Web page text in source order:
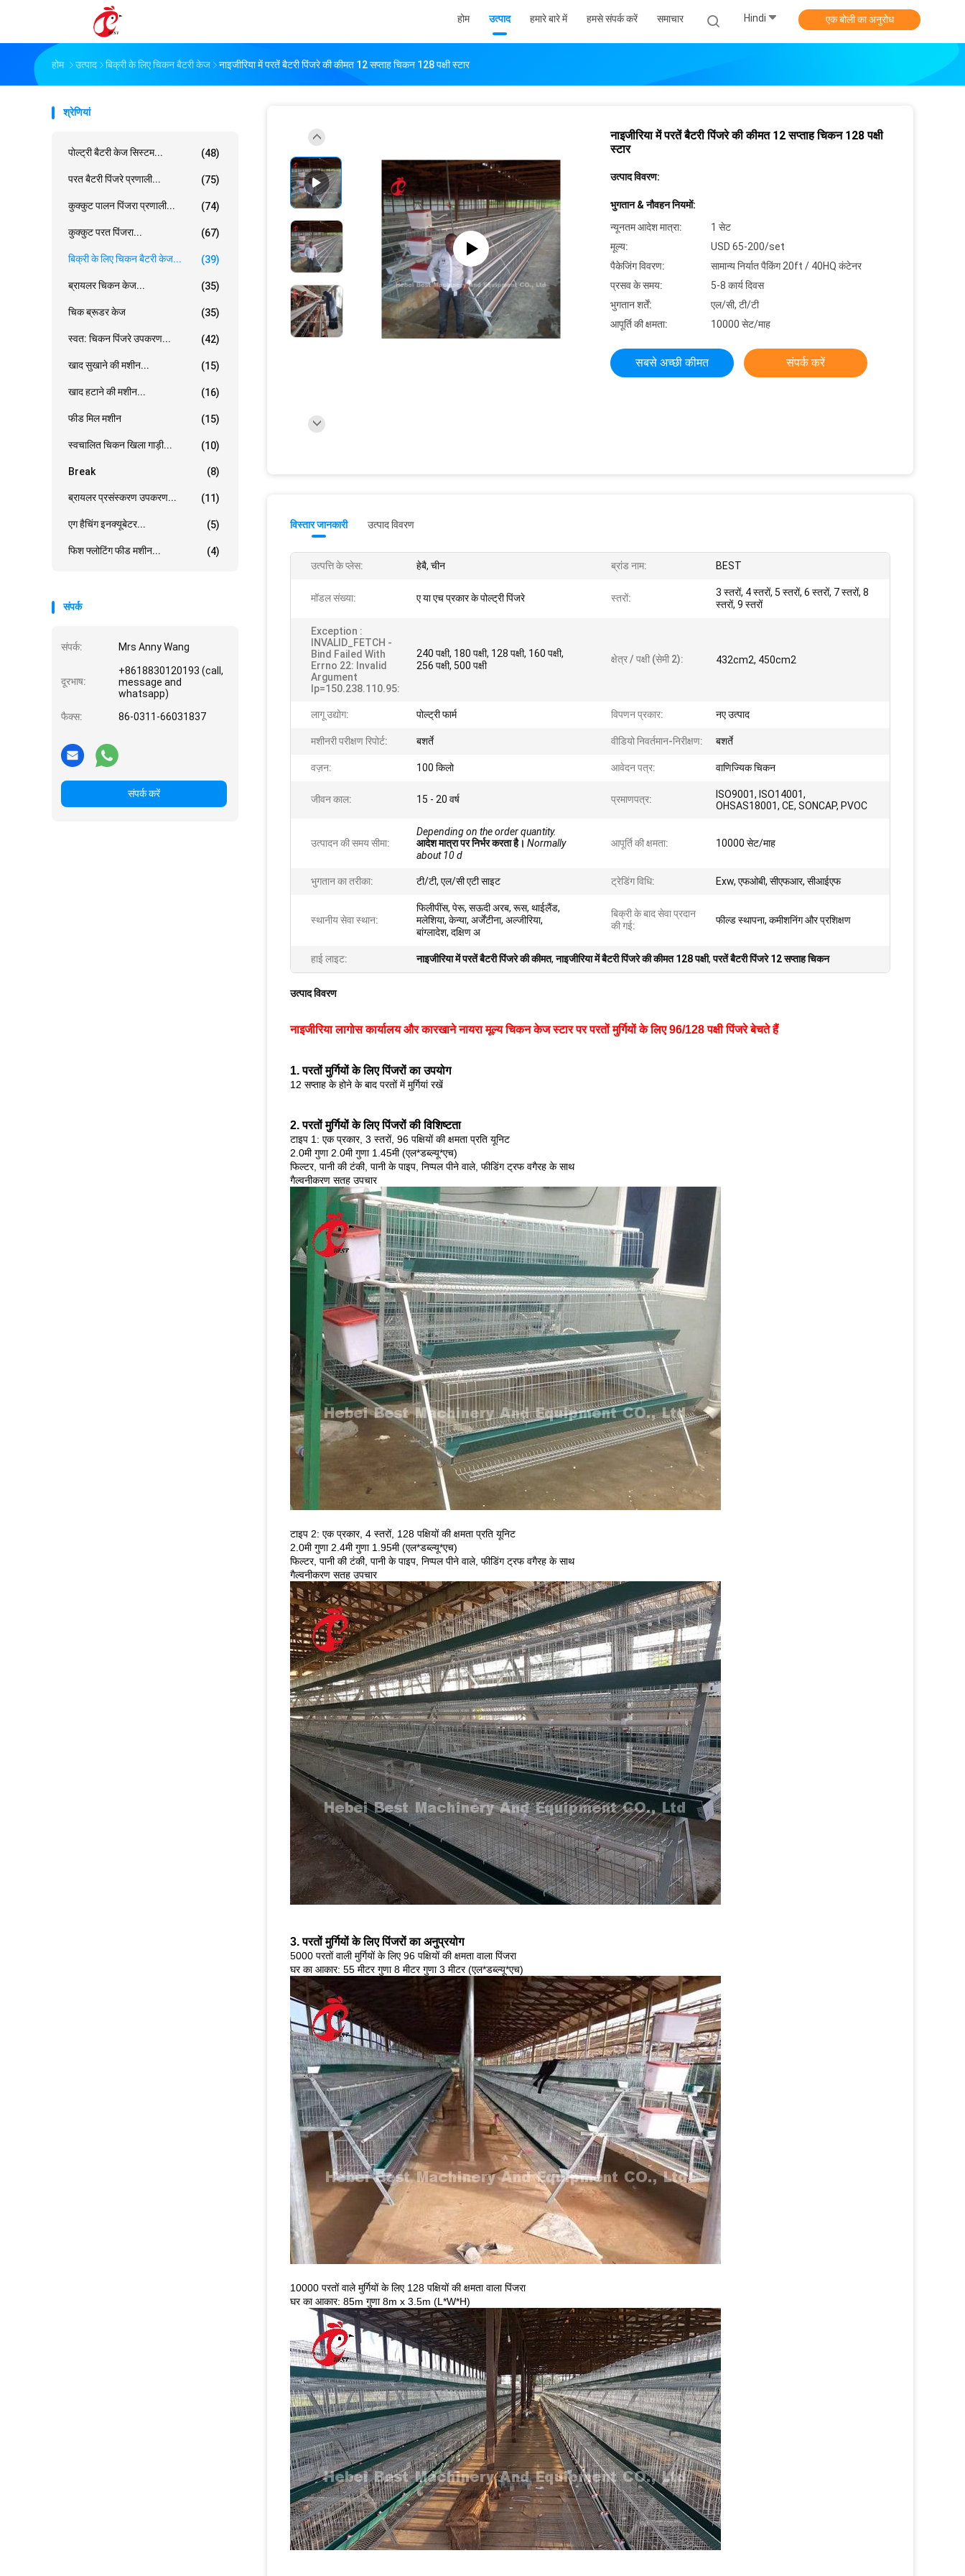
होम उत्पाद हमारे बारे में हमसे संपर्क करें समाचार Hindi एक बोली का अनुरोध
होम उत्पाद बिक्री के लिए चिकन बैटरी केज नाइजीरिया में परतें बैटरी पिंजरे की कीमत 12 सप्ताह चिकन 128 पक्षी स्टार
श्रेणियां
पोल्ट्री बैटरी केज सिस्टम... (48)
परत बैटरी पिंजरे प्रणाली... (75)
कुक्कुट पालन पिंजरा प्रणाली... (74)
कुक्कुट परत पिंजरा... (67)
बिक्री के लिए चिकन बैटरी केज... (39)
ब्रायलर चिकन केज... (35)
चिक ब्रूडर केज (35)
स्वत: चिकन पिंजरे उपकरण... (42)
खाद सुखाने की मशीन... (15)
खाद हटाने की मशीन... (16)
फीड मिल मशीन (15)
स्वचालित चिकन खिला गाड़ी... (10)
Break (8)
ब्रायलर प्रसंस्करण उपकरण... (11)
एग हैचिंग इनक्यूबेटर... (5)
फिश फ्लोटिंग फीड मशीन... (4)
संपर्क
संपर्क: Mrs Anny Wang
दूरभाष:
+8618830120193 (call,
message and
whatsapp)
फैक्स:
86-0311-66031837
संपर्क करें
नाइजीरिया में परतें बैटरी पिंजरे की कीमत 12 सप्ताह चिकन 128 पक्षी
स्टार
उत्पाद विवरण:
भुगतान & नौवहन नियमों:
न्यूनतम आदेश मात्रा:
1 सेट
मूल्य:
USD 65-200/set
पैकेजिंग विवरण:
सामान्य निर्यात पैकिंग 20ft / 40HQ कंटेनर
प्रसव के समय:
5-8 कार्य दिवस
भुगतान शर्तें:
एल/सी, टी/टी
आपूर्ति की क्षमता:
10000 सेट/माह
सबसे अच्छी कीमत संपर्क करें
विस्तार जानकारी उत्पाद विवरण
उत्पत्ति के प्लेस: हेबै, चीन ब्रांड नाम: BEST
मॉडल संख्या: ए या एच प्रकार के पोल्ट्री पिंजरे स्तरों:
3 स्तरों, 4 स्तरों, 5 स्तरों, 6 स्तरों, 7 स्तरों, 8
स्तरों, 9 स्तरों
Exception :
INVALID_FETCH -
Bind Failed With
Errno 22: Invalid
Argument
Ip=150.238.110.95:
240 पक्षी, 180 पक्षी, 128 पक्षी, 160 पक्षी,
256 पक्षी, 500 पक्षी
क्षेत्र / पक्षी (सेमी 2): 432cm2, 450cm2
लागू उद्योग: पोल्ट्री फार्म विपणन प्रकार: नए उत्पाद
मशीनरी परीक्षण रिपोर्ट: बशर्ते वीडियो निवर्तमान-निरीक्षण: बशर्ते
वज़न: 100 किलो आवेदन पत्र: वाणिज्यिक चिकन
जीवन काल: 15 - 20 वर्ष प्रमाणपत्र:
ISO9001, ISO14001,
OHSAS18001, CE, SONCAP, PVOC
उत्पादन की समय सीमा:
Depending on the order quantity.
आदेश मात्रा पर निर्भर करता है। Normally
about 10 d
आपूर्ति की क्षमता: 10000 सेट/माह
भुगतान का तरीका: टी/टी, एल/सी एटी साइट ट्रेडिंग विधि: Exw, एफओबी, सीएफआर, सीआईएफ
स्थानीय सेवा स्थान:
फिलीपींस, पेरू, सऊदी अरब, रूस, थाईलैंड,
मलेशिया, केन्या, अर्जेंटीना, अल्जीरिया,
बांग्लादेश, दक्षिण अ
बिक्री के बाद सेवा प्रदान
की गई:
फील्ड स्थापना, कमीशनिंग और प्रशिक्षण
हाई लाइट: नाइजीरिया में परतें बैटरी पिंजरे की कीमत,नाइजीरिया में बैटरी पिंजरे की कीमत 128 पक्षी,परतें बैटरी पिंजरे 12 सप्ताह चिकन
उत्पाद विवरण
नाइजीरिया लागोस कार्यालय और कारखाने नायरा मूल्य चिकन केज स्टार पर परतों मुर्गियों के लिए 96/128 पक्षी पिंजरे बेचते हैं
1. परतों मुर्गियों के लिए पिंजरों का उपयोग
12 सप्ताह के होने के बाद परतों में मुर्गियां रखें
2. परतों मुर्गियों के लिए पिंजरों की विशिष्टता
टाइप 1: एक प्रकार, 3 स्तरों, 96 पक्षियों की क्षमता प्रति यूनिट
2.0मी गुणा 2.0मी गुणा 1.45मी (एल*डब्ल्यू*एच)
फिल्टर, पानी की टंकी, पानी के पाइप, निप्पल पीने वाले, फीडिंग ट्रफ वगैरह के साथ
गैल्वनीकरण सतह उपचार
टाइप 2: एक प्रकार, 4 स्तरों, 128 पक्षियों की क्षमता प्रति यूनिट
2.0मी गुणा 2.4मी गुणा 1.95मी (एल*डब्ल्यू*एच)
फिल्टर, पानी की टंकी, पानी के पाइप, निप्पल पीने वाले, फीडिंग ट्रफ वगैरह के साथ
गैल्वनीकरण सतह उपचार
3. परतों मुर्गियों के लिए पिंजरों का अनुप्रयोग
5000 परतों वाली मुर्गियों के लिए 96 पक्षियों की क्षमता वाला पिंजरा
घर का आकार: 55 मीटर गुणा 8 मीटर गुणा 3 मीटर (एल*डब्ल्यू*एच)
10000 परतों वाले मुर्गियों के लिए 128 पक्षियों की क्षमता वाला पिंजरा
घर का आकार: 85m गुणा 8m x 3.5m (L*W*H)